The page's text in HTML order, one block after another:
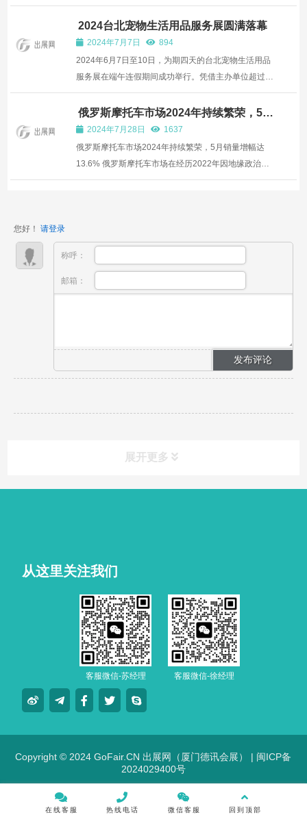
（Automechanika Tashkent 2024），在乌兹别克斯坦
首都塔什干的中亚展览中心荣耀揭幕，标志着该地区汽
车后市场迎来了一场前所未有的行业盛会。 作为全球领
先的汽车...
2024台北宠物生活用品服务展圆满落幕
2024年7月7日
894
2024年6月7日至10日，为期四天的台北宠物生活用品
服务展在端午连假期间成功举行。凭借主办单位超过30
年的丰富展览经验，本次展会精心策划了多样化活动，
吸引了大量展商与宠物爱好者参与，打造了一个高效且
便捷的TO B、TO C交流平台。多家媒体与平台的广泛
宣传，极大...
俄罗斯摩托车市场2024年持续繁荣，5月
销量增幅达13.6%
2024年7月28日
1637
俄罗斯摩托车市场2024年持续繁荣，5月销量增幅达
13.6% 俄罗斯摩托车市场在经历2022年因地缘政治事
件导致的短暂低迷后，展现出了强劲的复苏势头，这一
您好！ 请登录
称呼：
邮箱：
展开更多
从这里关注我们
客服微信-苏经理 客服微信-徐经理
Copyright © 2024 GoFair.CN 出展网（厦门德讯会展） | 闽ICP备
2024029400号
在线客服 热线电话 微信客服 回到顶部